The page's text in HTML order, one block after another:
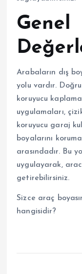
Genel
Arabaların dış
yolu vardır.
koruyucu
uygulamaları,
koruyucu garaj
boyalarını
arasındadır. Bu
uygulayarak,
getirebilirsiniz.
Sizce araç
hangisidir?